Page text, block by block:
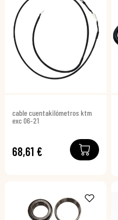
cable cuentakilómetros ktm
exc 06-21
68,61 €